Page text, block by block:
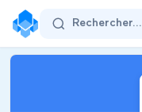
Rechercher...